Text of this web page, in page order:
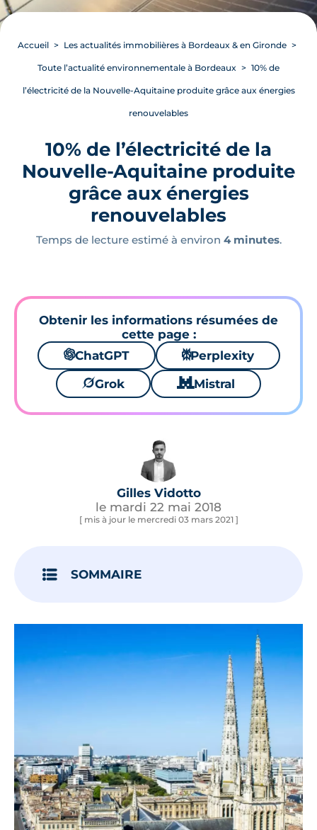
Accueil Les actualités immobilières à Bordeaux & en Gironde
Toute l’actualité environnementale à Bordeaux 10% de
l’électricité de la Nouvelle-Aquitaine produite grâce aux énergies
renouvelables
10% de l’électricité de la
Nouvelle-Aquitaine produite
grâce aux énergies
renouvelables
Temps de lecture estimé à environ 4 minutes.
Obtenir les informations résumées de
cette page :
🌌ChatGPT ⚙Perplexity
🪐Grok 🐱 Mistral
Gilles Vidotto
le mardi 22 mai 2018
[ mis à jour le mercredi 03 mars 2021 ]
SOMMAIRE